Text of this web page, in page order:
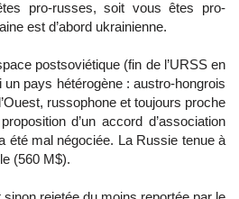
pro-russes, soit vous êtes pro-
est d’abord ukrainienne.
postsoviétique (fin de l’URSS en
un pays hétérogène : austro-hongrois
russophone et toujours proche
d’un accord d’association
été mal négociée. La Russie tenue à
(560 M$).